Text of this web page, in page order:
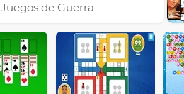
Juegos de Guerra